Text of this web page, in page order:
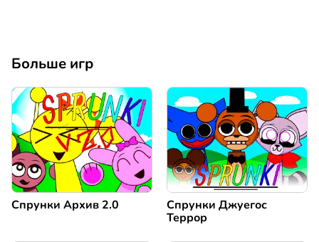
Больше игр
Спрунки Архив 2.0
Спрунки Джуегос
Террор